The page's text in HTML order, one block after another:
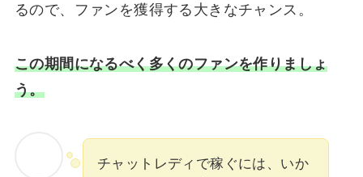
るので、ファンを獲得する大きなチャンス。
この期間になるべく多くのファンを作りましょ
う。
チャットレディで稼ぐには、いか